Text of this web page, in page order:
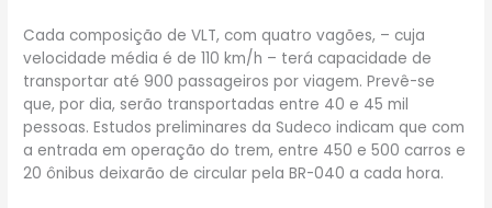
Cada composição de VLT, com quatro vagões, – cuja
velocidade média é de 110 km/h – terá capacidade de
transportar até 900 passageiros por viagem. Prevê-se
que, por dia, serão transportadas entre 40 e 45 mil
pessoas. Estudos preliminares da Sudeco indicam que com
a entrada em operação do trem, entre 450 e 500 carros e
20 ônibus deixarão de circular pela BR-040 a cada hora.